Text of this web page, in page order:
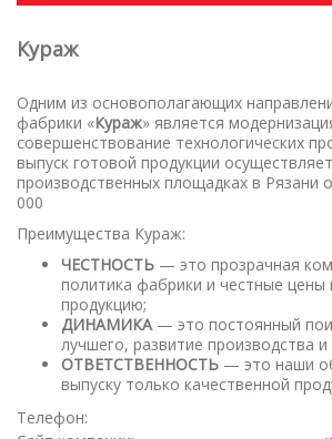
Кураж
Одним из основополагающих
фабрики «Кураж» является
совершенствование технологических
выпуск готовой продукции
производственных площадках в
000
Преимущества Кураж:
ЧЕСТНОСТЬ — это прозрачная
политика фабрики и честные
продукцию;
ДИНАМИКА— это постоянный
лучшего, развитие производства
ОТВЕТСТВЕННОСТЬ — это наши
выпуску только качественной
Телефон: